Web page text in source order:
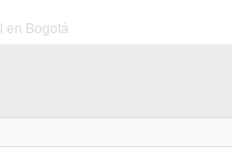
en Bogotá